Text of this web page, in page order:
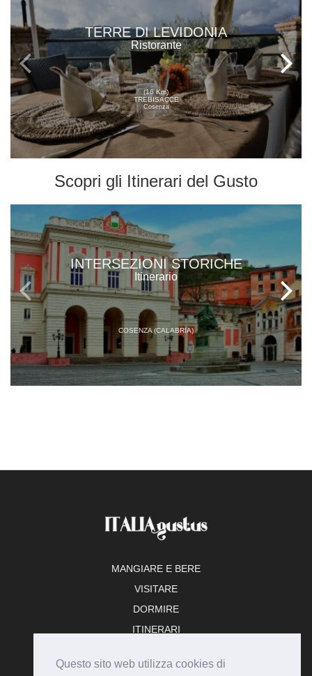
Questo sito web utilizza cookies di
TERRE DI LEVIDONIA
Ristorante
(16 Km)
TREBISACCE
Cosenza
Scopri gli Itinerari del Gusto
INTERSEZIONI STORICHE
Itinerario
COSENZA (CALABRIA)
MANGIARE E BERE
VISITARE
DORMIRE
ITINERARI
ADERISCI